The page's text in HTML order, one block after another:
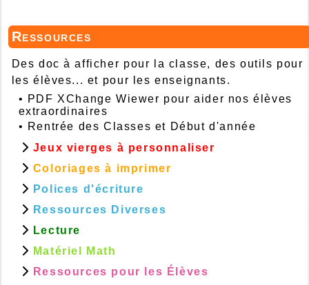
Ressources
Des doc à afficher pour la classe, des outils pour
les élèves... et pour les enseignants.
• PDF XChange Wiewer pour aider nos élèves
extraordinaires
• Rentrée des Classes et Début d'année
Jeux vierges à personnaliser
Coloriages à imprimer
Polices d'écriture
Ressources Diverses
Lecture
Matériel Math
Ressources pour les Élèves